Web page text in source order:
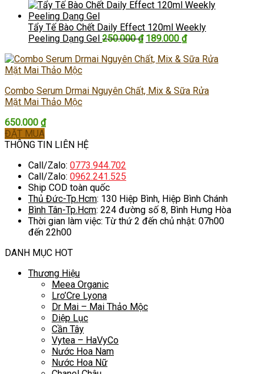
Tẩy Tế Bào Chết Daily Effect 120ml Weekly
Peeling Dạng Gel 250.000₫ Giá
là:
189.000 ₫Giá
tại
Combo Serum Drmai Nguyên Chất, Mix & Sữa Rửa
Mặt Mai Thảo Mộc
650.000 ₫
ĐẶT MUA
THÔNG TIN LIÊN HỆ
Call/Zalo: 0773.944.702
Call/Zalo: 0962.241.525
Ship COD toàn quốc
Thủ Đức-Tp.Hcm: 130 Hiệp Bình, Hiệp Bình Chánh
Bình Tân-Tp.Hcm: 224 đường số 8, Bình Hưng Hòa
Thời gian làm việc: Từ thứ 2 đến chủ nhật: 07h00
đến 22h00
DANH MỤC HOT
Thương Hiệu
Meea Organic
Lro’Cre Lyona
Dr Mai – Mai Thảo Mộc
Diệp Lục
Cần Tây
Vytea – HaVyCo
Nước Hoa Nam
Nước Hoa Nữ